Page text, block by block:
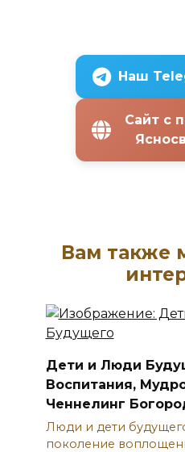
Наш
Сайт с
Вам также
Дети и Люди
Воспитания,
Ченнелинг
Люди и дети
поколение